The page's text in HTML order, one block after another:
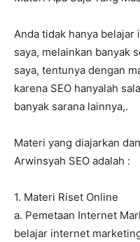
Anda tidak hanya
saya, melainkan banyak
saya, tentunya dengan
karena SEO hanyalah
banyak sarana lainnya,.
Materi yang diajarkan
Arwinsyah SEO adalah :
1. Materi Riset Online
a. Pemetaan Internet
belajar internet